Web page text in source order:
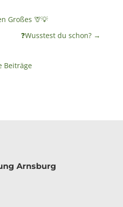
Großes 🦒💡
❓Wusstest du schon? →
Beiträge
Arnsburg